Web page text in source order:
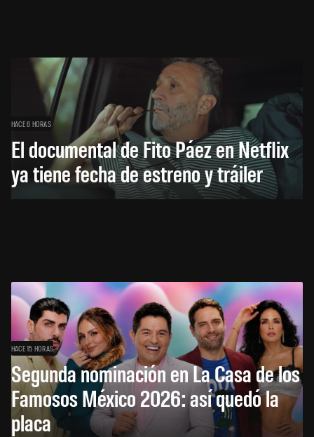
HACE 6 HORAS
El documental de Fito Páez en Netflix
ya tiene fecha de estreno y tráiler
HACE 15 HORAS
Segunda nominación en La Casa de los
Famosos México 2026: así quedó la
placa